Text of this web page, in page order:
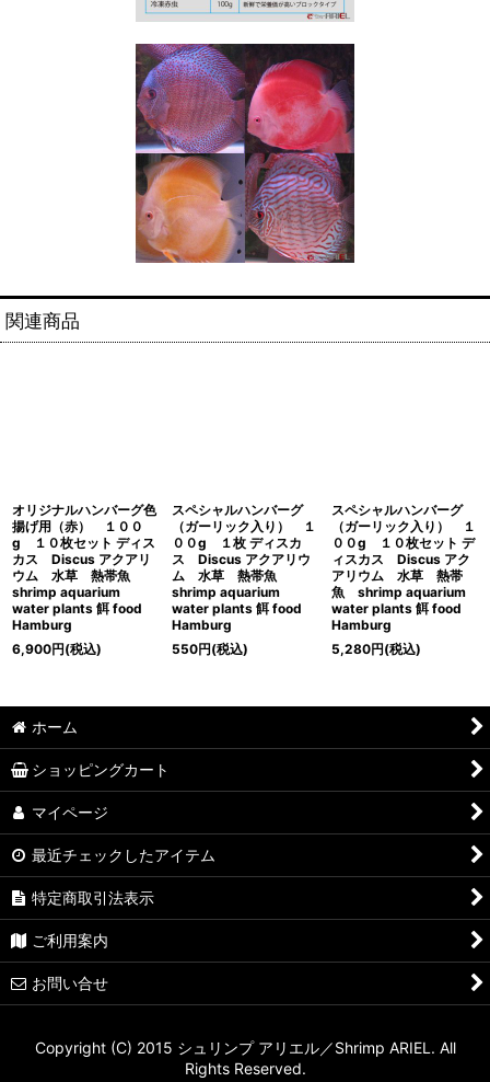
関連商品
オリジナルハンバーグ色
揚げ用（赤） １００
g １０枚セット ディス
カス Discus アクアリ
ウム 水草 熱帯魚
shrimp aquarium
water plants 餌 food
Hamburg
6,900円(税込)
スペシャルハンバーグ
（ガーリック入り） １
００g １枚 ディスカ
ス Discus アクアリウ
ム 水草 熱帯魚
shrimp aquarium
water plants 餌 food
Hamburg
550円(税込)
スペシャルハンバーグ
（ガーリック入り） １
００g １０枚セット デ
ィスカス Discus アク
アリウム 水草 熱帯
魚 shrimp aquarium
water plants 餌 food
Hamburg
5,280円(税込)
ホーム
ショッピングカート
マイページ
最近チェックしたアイテム
特定商取引法表示
ご利用案内
お問い合せ
Copyright (C) 2015 シュリンプ アリエル／Shrimp ARIEL. All
Rights Reserved.